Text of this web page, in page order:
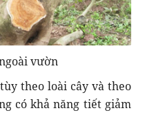
vườn
theo loài cây và theo
có khả năng tiết giảm